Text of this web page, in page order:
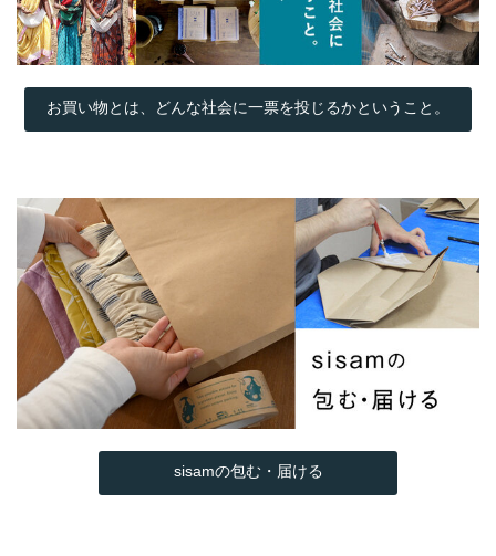
お買い物とは、どんな社会に一票を投じるかということ。
sisamの包む・届ける